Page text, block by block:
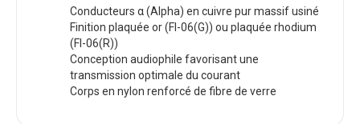
Conducteurs α (Alpha) en cuivre pur massif usiné
Finition plaquée or (FI-06(G)) ou plaquée rhodium
(FI-06(R))
Conception audiophile favorisant une
transmission optimale du courant
Corps en nylon renforcé de fibre de verre